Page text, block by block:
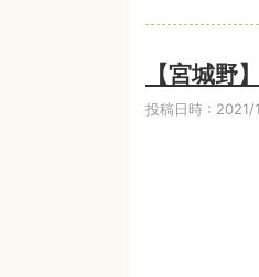
【宮城野
投稿日時 : 2021/